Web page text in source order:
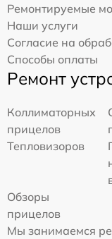
Ремонтируемые
Наши услуги
Согласие на
Способы оплаты
Ремонт
Коллиматорных
прицелов
Тепловизоров
Обзоры
прицелов
Мы занимаемся